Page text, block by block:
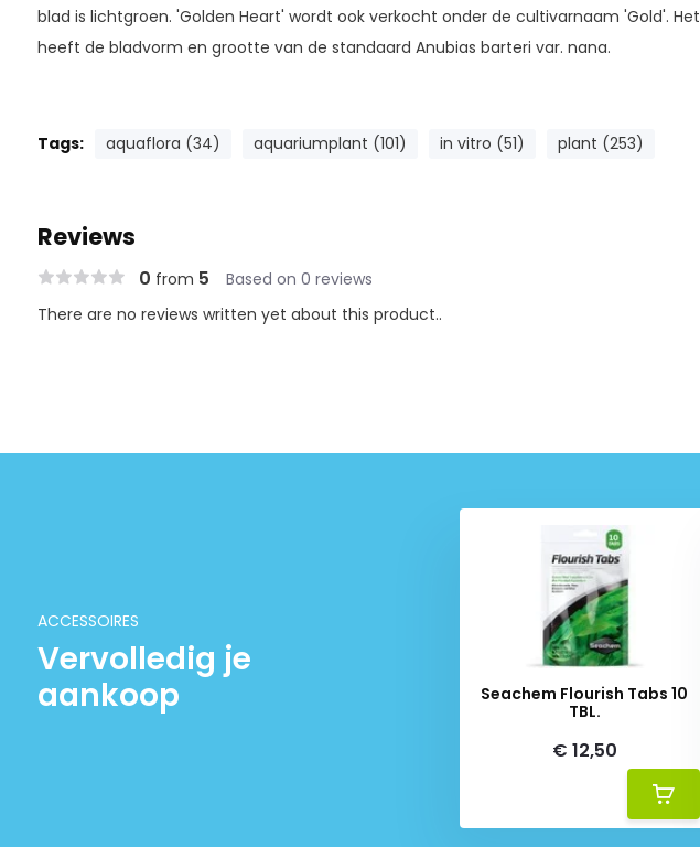
blad is lichtgroen. 'Golden Heart' wordt ook verkocht onder de cultivarnaam 'Gold'. Het
heeft de bladvorm en grootte van de standaard Anubias barteri var. nana.
Tags: aquaflora (34) aquariumplant (101) in vitro (51) plant (253)
Reviews
0 from 5 Based on 0 reviews
There are no reviews written yet about this product..
ACCESSOIRES
Vervolledig je
aankoop
trace elements
Seachem Flourish Tabs 10
TBL.
€ 12,50